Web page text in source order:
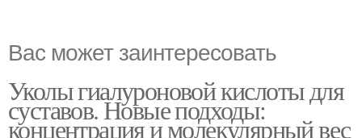
Вас может заинтересовать
Уколы гиалуроновой кислоты для
суставов. Новые подходы:
концентрация и молекулярный вес